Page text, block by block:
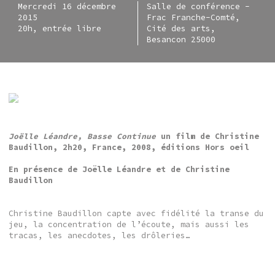
Mercredi 16 décembre
2015
20h, entrée libre
Salle de conférence -
Frac Franche-Comté,
Cité des arts,
Besancon 25000
Joëlle Léandre, Basse Continue un film de Christine
Baudillon, 2h20, France, 2008, éditions Hors oeil
En présence de Joëlle Léandre et de Christine
Baudillon
Christine Baudillon capte avec fidélité la transe du
jeu, la concentration de l’écoute, mais aussi les
tracas, les anecdotes, les drôleries…